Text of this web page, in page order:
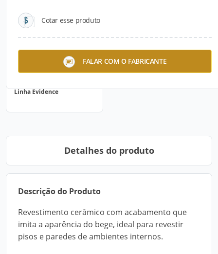
Cotar esse produto
FALAR COM O FABRICANTE
Linha Evidence
Detalhes do produto
Descrição do Produto
Revestimento cerâmico com acabamento que
imita a aparência do bege, ideal para revestir
pisos e paredes de ambientes internos.